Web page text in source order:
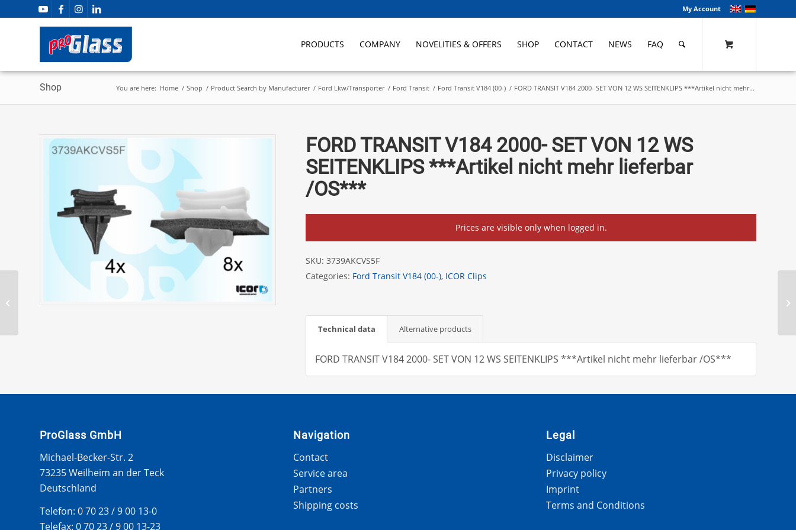
My Account
PRODUCTS COMPANY NOVELITIES & OFFERS SHOP CONTACT NEWS FAQ
Shop You are here: Home / Shop / Product Search by Manufacturer / Ford Lkw/Transporter / Ford Transit / Ford Transit V184 (00-) / FORD TRANSIT V184 2000- SET VON 12 WS SEITENKLIPS ***Artikel nicht mehr...
FORD TRANSIT V184 2000- SET VON 12 WS
SEITENKLIPS ***Artikel nicht mehr lieferbar
/OS***
Prices are visible only when logged in.
SKU:3739AKCVS5F
Categories: Ford Transit V184 (00-), ICOR Clips
Technical data Alternative products
FORD TRANSIT V184 2000- SET VON 12 WS SEITENKLIPS ***Artikel nicht mehr lieferbar /OS***
ProGlass GmbH
Michael-Becker-Str. 2
73235 Weilheim an der Teck
Deutschland
Telefon: 0 70 23 / 9 00 13-0
Telefax: 0 70 23 / 9 00 13-23
Navigation
Contact
Service area
Partners
Shipping costs
Legal
Disclaimer
Privacy policy
Imprint
Terms and Conditions
FORD TRANSIT V184
2000- WS WEISSE SEITE